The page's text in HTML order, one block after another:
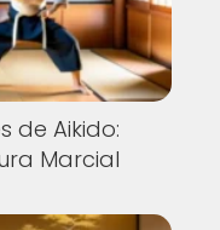
de Aikido:
Marcial